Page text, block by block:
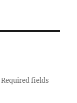
Required fields